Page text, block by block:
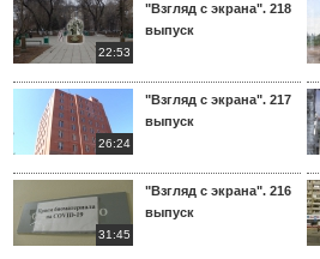
22:53
"Взгляд с экрана". 218
выпуск
26:24
"Взгляд с экрана". 217
выпуск
31:45
"Взгляд с экрана". 216
выпуск